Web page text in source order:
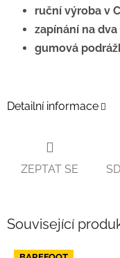
ruční výroba v
zapínání na
gumová
Detailní informace
ZEPTAT SE
Související